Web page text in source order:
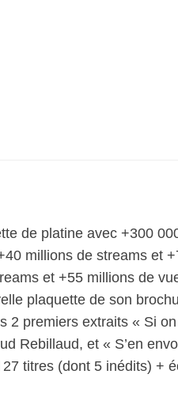
de platine avec +300
millions de streams et
et +55 millions de
plaquette de son
2 premiers extraits « Si
Rebillaud, et « S’en
titres (dont 5 inédits) +